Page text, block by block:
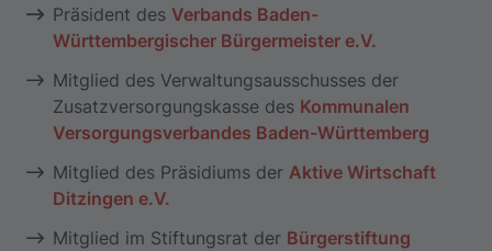
Präsident des Verbands Baden-
Württembergischer Bürgermeister e.V.
Mitglied des Verwaltungsausschusses der
Zusatzversorgungskasse des Kommunalen
Versorgungsverbandes Baden-Württemberg
Mitglied des Präsidiums der Aktive Wirtschaft
Ditzingen e.V.
Mitglied im Stiftungsrat der Bürgerstiftung